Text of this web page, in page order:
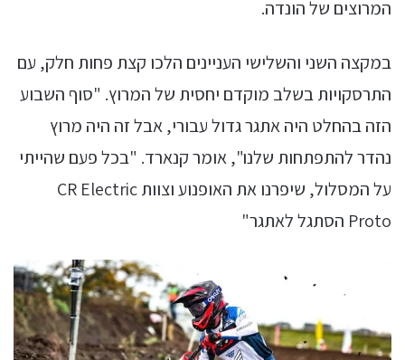
המרוצים של הונדה.
במקצה השני והשלישי העניינים הלכו קצת פחות חלק, עם
התרסקויות בשלב מוקדם יחסית של המרוץ. "סוף השבוע
הזה בהחלט היה אתגר גדול עבורי, אבל זה היה מרוץ
נהדר להתפתחות שלנו", אומר קנארד. "בכל פעם שהייתי
על המסלול, שיפרנו את האופנוע וצוות CR Electric
Proto הסתגל לאתגר"